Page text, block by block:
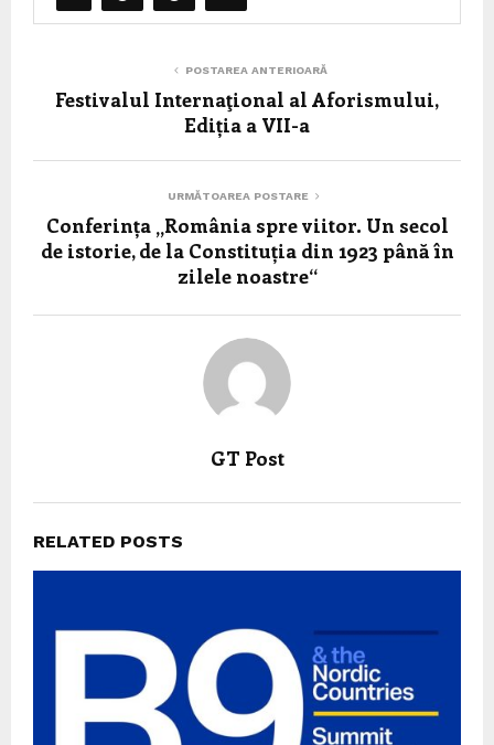
POSTAREA ANTERIOARĂ
Festivalul Internaţional al Aforismului,
Ediția a VII-a
URMĂTOAREA POSTARE
Conferința „România spre viitor. Un secol
de istorie, de la Constituția din 1923 până în
zilele noastre“
GT Post
RELATED POSTS